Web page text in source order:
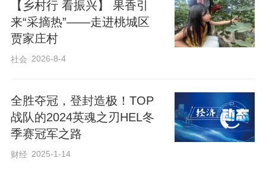
“今年我们种植了3000亩黑小麦，亩产
估摸着能有550公斤，又是一个妥妥的丰收
年。”范月青说。
“冀紫439”来头不小。它是河北省审定
的第一个黑小麦品种，也是我国审定的第
一个富铬黑小麦品种。该品种具有秸秆
低、品质好、产量稳定等优点，富含花青
【乡村行 看振兴】 果香引
来“采摘热”——走进桃城区
贾家庄村
社会 2026-8-4
全胜夺冠，登封造极！TOP
战队的2024英魂之刃HEL冬
季赛冠军之路
财经 2025-1-14